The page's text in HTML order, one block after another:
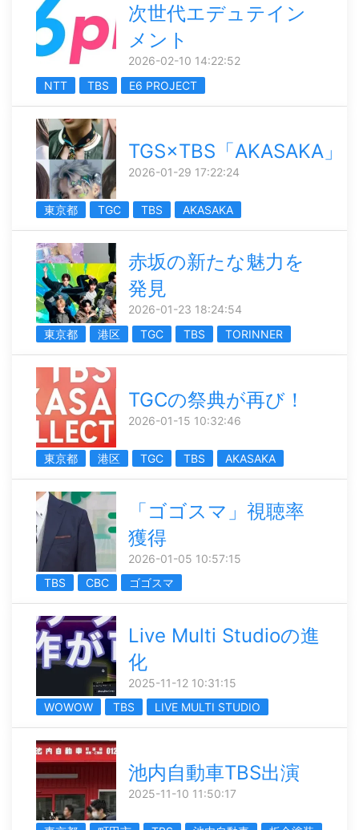
次世代エデュテイン
メント
2026-02-10 14:22:52
NTT
TBS E6 PROJECT
TGS×TBS「AKASAKA」
2026-01-29 17:22:24
東京都 TGC TBS AKASAKA
赤坂の新たな魅力を
発見
2026-01-23 18:24:54
東京都
港区 TGC TBS TORINNER
TGCの祭典が再び！
2026-01-15 10:32:46
東京都 港区 TGC TBS AKASAKA
「ゴゴスマ」視聴率
獲得
2026-01-05 10:57:15
TBS
CBC ゴゴスマ
Live Multi Studioの進
化
2025-11-12 10:31:15
WOWOW
TBS LIVE MULTI STUDIO
池内自動車TBS出演
2025-11-10 11:50:17